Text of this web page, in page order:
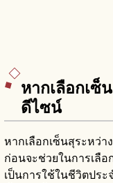
หากเลือกเซ็
ดีไซน์
หากเลือกเซ็นสุระหว่า
ก่อนจะช่วยในการเลือ
เป็นการใช้ในชีวิตปร